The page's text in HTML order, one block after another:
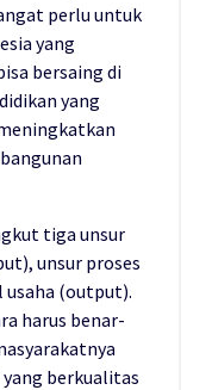
perlu untuk
yang
bersaing di
yang
tiga unsur
unsur proses
usaha (output).
harus benar-
berkualitas